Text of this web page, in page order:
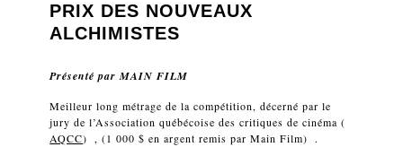
PRIX DES NOUVEAUX
ALCHIMISTES
Présenté parMAIN FILM
Meilleur long métrage de la compétition, décerné par le
jury de l’Association québécoise des critiques de cinéma (
AQCC) , (1 000 $ en argent remis par Main Film) .